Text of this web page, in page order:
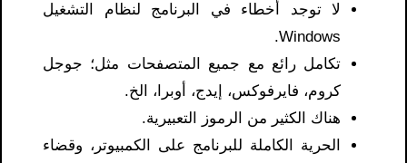
لا توجد أخطاء في البرنامج لنظام التشغيل
Windows.
تكامل رائع مع جميع المتصفحات مثل؛ جوجل
كروم، فايرفوكس، إيدج، أوبرا، الخ.
هناك الكثير من الرموز التعبيرية.
الحرية الكاملة للبرنامج على الكمبيوتر، وقضاء